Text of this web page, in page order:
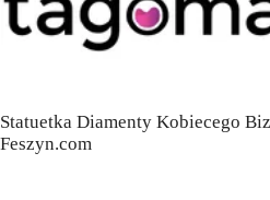
Statuetka Diamenty Kobiecego
Feszyn.com